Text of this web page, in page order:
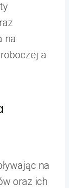
na
a
na
oraz ich